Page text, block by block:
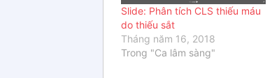
Slide: Phân tích CLS thiếu máu
do thiếu sắt
Tháng năm 16, 2018
Trong "Ca lâm sàng"